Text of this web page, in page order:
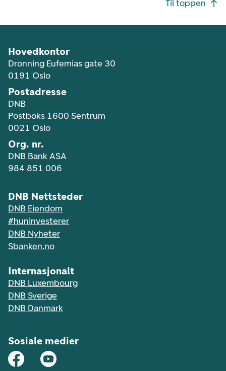
Til toppen
Hovedkontor
Dronning Eufemias gate 30
0191 Oslo
Postadresse
DNB
Postboks 1600 Sentrum
0021 Oslo
Org. nr.
DNB Bank ASA
984 851 006
DNB Nettsteder
DNB Eiendom
#huninvesterer
DNB Nyheter
Sbanken.no
Internasjonalt
DNB Luxembourg
DNB Sverige
DNB Danmark
Sosiale medier